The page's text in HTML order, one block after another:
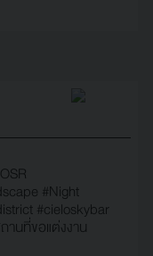
#Night
#cieloskybar
านที่ขอแต่งงาน